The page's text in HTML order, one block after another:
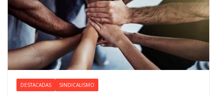
DESTACADAS SINDICALISMO